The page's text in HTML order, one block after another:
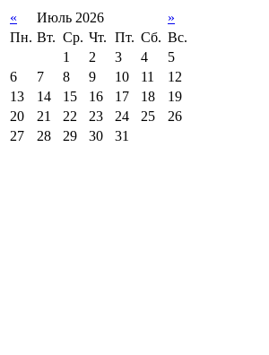
« Июль 2026
»
Пн. Вт. Ср. Чт. Пт. Сб. Вс.
1
2 3 4
5
6
7 8 9 10 11
12
13
14 15 16 17 18
19
20
21 22 23 24 25
26
27
28 29 30 31